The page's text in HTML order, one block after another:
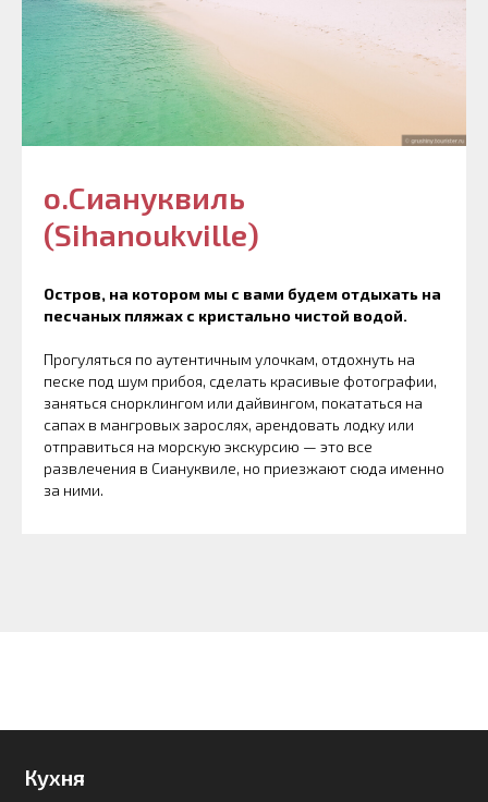
о.Сиануквиль
(Sihanoukville)
Остров, на котором мы с вами будем отдыхать на
песчаных пляжах с кристально чистой водой.
Прогуляться по аутентичным улочкам, отдохнуть на
песке под шум прибоя, сделать красивые фотографии,
заняться снорклингом или дайвингом, покататься на
сапах в мангровых зарослях, арендовать лодку или
отправиться на морскую экскурсию — это все
развлечения в Сиануквиле, но приезжают сюда именно
за ними.
Кухня